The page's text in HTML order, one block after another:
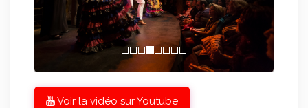
Voir la vidéo sur Youtube